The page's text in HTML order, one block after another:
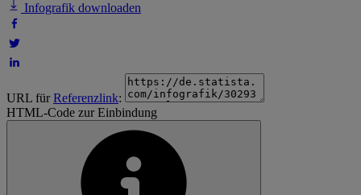
Infografik downloaden
URL fürReferenzlink:
HTML-Code zur Einbindung